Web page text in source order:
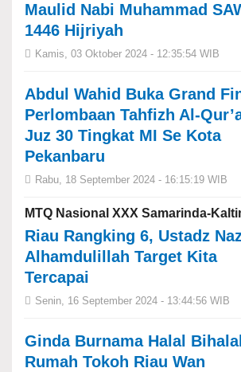
Maulid Nabi Muhammad
1446 Hijriyah
Kamis, 03 Oktober 2024 - 12:35:54 WIB
Abdul Wahid Buka Grand
Perlombaan Tahfizh Al-
Juz 30 Tingkat MI Se Kota
Pekanbaru
Rabu, 18 September 2024 - 16:15:19 WIB
MTQ Nasional XXX Samarinda-
Riau Rangking 6, Ustadz
Alhamdulillah Target Kita
Tercapai
Senin, 16 September 2024 - 13:44:56 WIB
Ginda Burnama Halal
Rumah Tokoh Riau Wan